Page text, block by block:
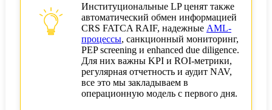
Институциональные LP ценят также
автоматический обмен информацией
CRS FATCA RAIF, надежные AML-
процессы, санкционный мониторинг,
PEP screening и enhanced due diligence.
Для них важны KPI и ROI-метрики,
регулярная отчетность и аудит NAV,
все это мы закладываем в
операционную модель с первого дня.